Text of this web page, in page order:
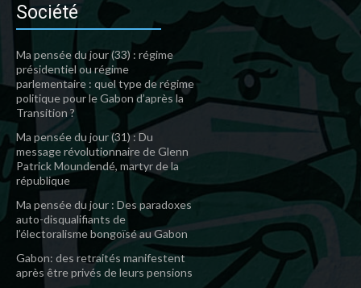
Société
Ma pensée du jour (33) : régime
présidentiel ou régime
parlementaire : quel type de régime
politique pour le Gabon d’après la
Transition ?
Ma pensée du jour (31) : Du
message révolutionnaire de Glenn
Patrick Moundendé, martyr de la
république
Ma pensée du jour : Des paradoxes
auto-disqualifiants de
l’électoralisme bongoïsé au Gabon
Gabon: des retraités manifestent
après être privés de leurs pensions